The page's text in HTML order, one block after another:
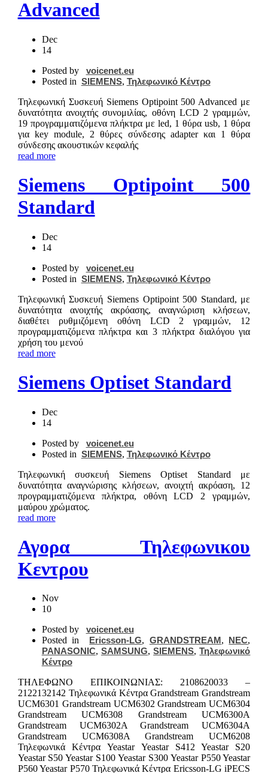
Advanced
Dec
14
Posted by
voicenet.eu
Posted in SIEMENS, Τηλεφωνικό Κέντρο
Τηλεφωνική Συσκευή Siemens Optipoint 500 Advanced με
δυνατότητα ανοιχτής συνομιλίας, οθόνη LCD 2 γραμμών,
19 προγραμματιζόμενα πλήκτρα με led, 1 θύρα usb, 1 θύρα
για key module, 2 θύρες σύνδεσης adapter και 1 θύρα
σύνδεσης ακουστικών κεφαλής
read more
Siemens Optipoint 500
Standard
Dec
14
Posted by
voicenet.eu
Posted in SIEMENS, Τηλεφωνικό Κέντρο
Τηλεφωνική Συσκευή Siemens Optipoint 500 Standard, με
δυνατότητα ανοιχτής ακρόασης, αναγνώριση κλήσεων,
διαθέτει ρυθμιζόμενη οθόνη LCD 2 γραμμών, 12
προγραμματιζόμενα πλήκτρα και 3 πλήκτρα διαλόγου για
χρήση του μενού
read more
Siemens Optiset Standard
Dec
14
Posted by
voicenet.eu
Posted in SIEMENS, Τηλεφωνικό Κέντρο
Τηλεφωνική συσκευή Siemens Optiset Standard με
δυνατότητα αναγνώρισης κλήσεων, ανοιχτή ακρόαση, 12
προγραμματιζόμενα πλήκτρα, οθόνη LCD 2 γραμμών,
μαύρου χρώματος.
read more
Αγορα Τηλεφωνικου
Κεντρου
Nov
10
Posted by
voicenet.eu
Posted in
Ericsson-LG, GRANDSTREAM, NEC,
PANASONIC, SAMSUNG,SIEMENS,Τηλεφωνικό
Κέντρο
ΤΗΛΕΦΩΝΟ ΕΠΙΚΟIΝΩΝΙΑΣ: 2108620033 –
2122132142 Τηλεφωνικά Κέντρα Grandstream Grandstream
UCM6301 Grandstream UCM6302 Grandstream UCM6304
Grandstream UCM6308 Grandstream UCM6300A
Grandstream UCM6302A Grandstream UCM6304A
Grandstream UCM6308A Grandstream UCM6208
Τηλεφωνικά Κέντρα Yeastar Yeastar S412 Yeastar S20
Yeastar S50 Yeastar S100 Yeastar S300 Yeastar P550 Yeastar
P560 Yeastar P570 Τηλεφωνικά Κέντρα Ericsson-LG iPECS